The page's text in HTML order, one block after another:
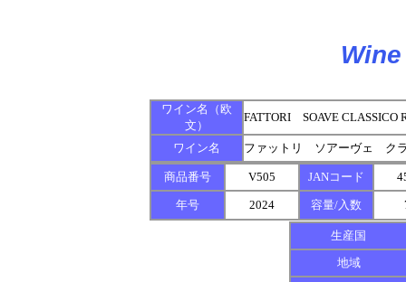
ワイン名（欧
文）
FATTORI SOAVE CLASSICO
ワイン名 ファットリ ソアーヴェ ク
商品番号 V505 JANコード
年号 2024 容量/入数
生産国
地域